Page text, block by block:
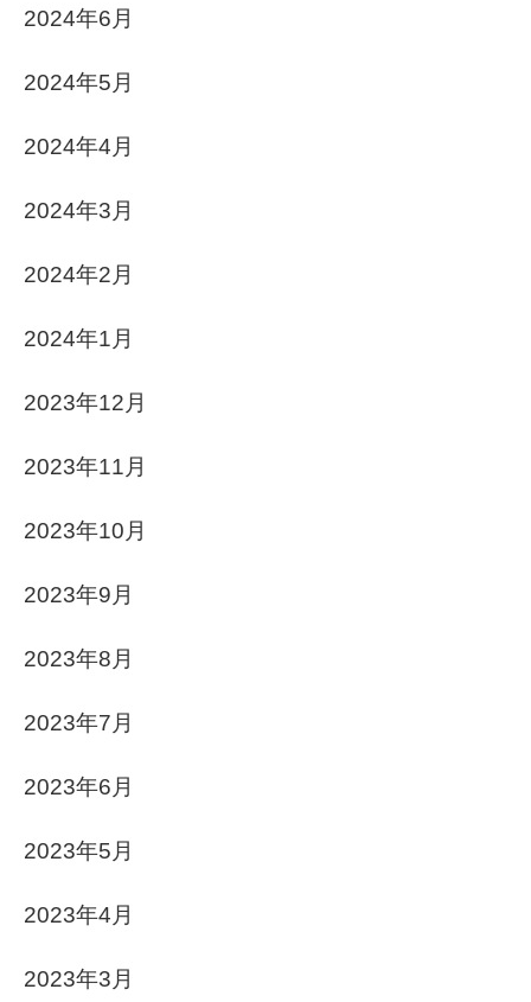
2024年6月
2024年5月
2024年4月
2024年3月
2024年2月
2024年1月
2023年12月
2023年11月
2023年10月
2023年9月
2023年8月
2023年7月
2023年6月
2023年5月
2023年4月
2023年3月